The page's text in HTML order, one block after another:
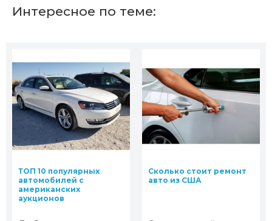
Интересное по теме:
ТОП 10 популярных
автомобилей с
американских
аукционов
Сколько стоит ремонт
авто из США